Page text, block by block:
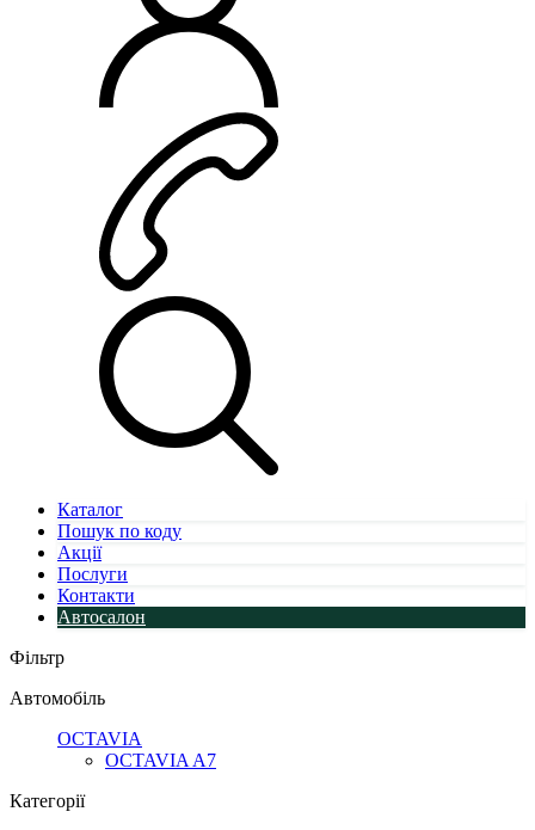
Каталог
Пошук по коду
Акції
Послуги
Контакти
Автосалон
Фільтр
Автомобіль
OCTAVIA
OCTAVIA A7
Категорії